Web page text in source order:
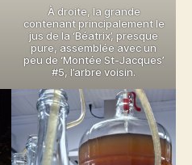
À droite, la grande
contenant principalement le
jus de la ‘Béatrix’, presque
pure, assemblée avec un
peu de ‘Montée St-Jacques’
#5, l’arbre voisin.